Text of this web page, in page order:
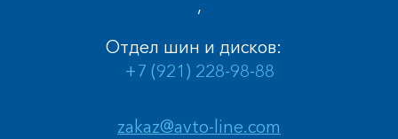
,
zakaz@avto-line.com
Отдел шин и дисков:
+7 (921) 228-98-88